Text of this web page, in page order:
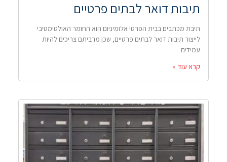
תיבות דואר לבתים פרטיים
תיבת מכתבים בבית הפרטי אלומיניום הוא החומר האולטימטיבי
לייצור תיבות דואר לבתים פרטיים, שכן מרביתם צריכים להיות
עמידים
קרא עוד »